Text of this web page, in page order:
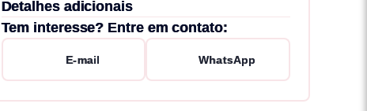
Detalhes adicionais
Tem interesse? Entre em contato:
E-mail WhatsApp